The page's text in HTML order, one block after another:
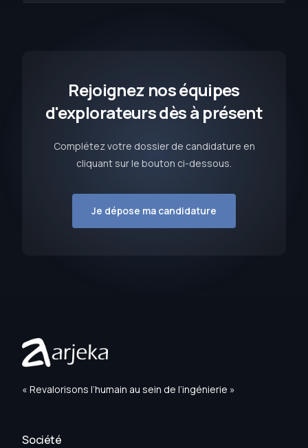
Rejoignez nos équipes
d'explorateurs dès à présent
Complétez votre dossier de candidature en
cliquant sur le bouton ci-dessous.
Je dépose ma candidature
« Revalorisons l’humain au sein de l’ingénierie »
Société